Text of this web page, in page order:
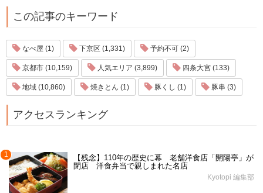
この記事のキーワード
なべ屋 (1) 下京区 (1,331) 予約不可 (2)
京都市 (10,159) 人気エリア (3,899) 四条大宮 (133)
地域 (10,860) 焼きとん (1) 豚くし (1) 豚串 (3)
アクセスランキング
1
【残念】110年の歴史に幕 老舗洋食店「開陽亭」が
閉店 洋食弁当で親しまれた名店
Kyotopi 編集部